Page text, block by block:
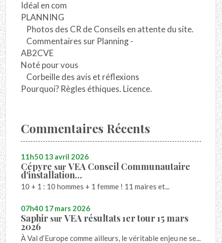
Idéal en com
PLANNING
Photos des CR de Conseils en attente du site.
Commentaires sur Planning -
AB2CVE
Noté pour vous
Corbeille des avis et réflexions
Pourquoi? Règles éthiques. Licence.
Commentaires Récents
11h50 13 avril 2026
Cépyre surVEA Conseil Communautaire
d'installation...
10 + 1 : 10 hommes + 1 femme ! 11 maires et...
07h40 17mars 2026
Saphir surVEA résultats 1er tour 15 mars
2026
À Val d’Europe comme ailleurs, le véritable enjeu ne se...